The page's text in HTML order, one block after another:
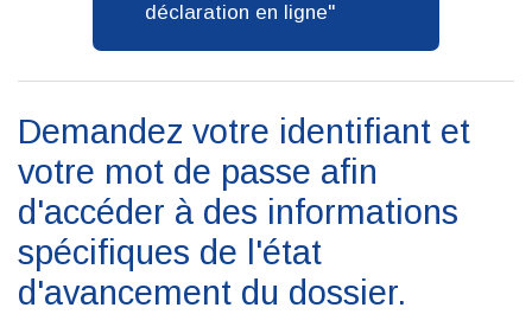
déclaration en ligne
Demandez votre identifiant et
votre mot de passe afin
d'accéder à des informations
spécifiques de l'état
d'avancement du dossier.